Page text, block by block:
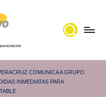
COMUNICA A GRUPO
INMEDIATAS PARA